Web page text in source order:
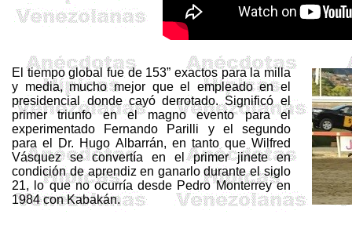
El tiempo global fue de 153” exactos para la milla
y media, mucho mejor que el empleado en el
presidencial donde cayó derrotado. Significó el
primer triunfo en el magno evento para el
experimentado Fernando Parilli y el segundo
para el Dr. Hugo Albarrán, en tanto que Wilfred
Vásquez se convertía en el primer jinete en
condición de aprendiz en ganarlo durante el siglo
21, lo que no ocurría desde Pedro Monterrey en
1984 conKabakán.